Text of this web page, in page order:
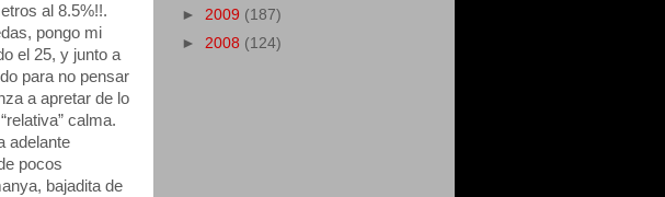
al 8.5%!!.
pongo mi
el 25, y junto a
para no pensar
a apretar de lo
calma.
adelante
pocos
bajadita de
► 2009 (187)
► 2008 (124)